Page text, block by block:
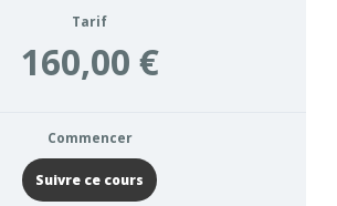
Tarif
160,00 €
Commencer
Suivre ce cours